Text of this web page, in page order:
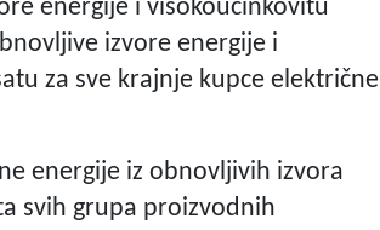
energije i visokoučinkovitu
izvore energije i
za sve krajnje kupce električne
energije iz obnovljivih izvora
svih grupa proizvodnih